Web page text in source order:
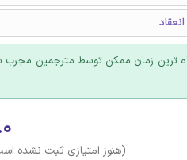
ترین زمان ممکن توسط مترجمین مجرب
(هنوز امتیازی ثبت نشده